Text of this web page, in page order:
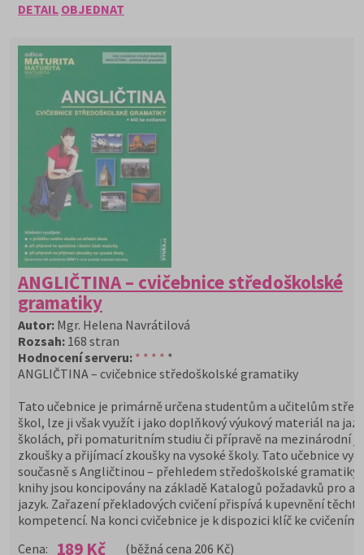
DETAIL OBJEDNAT
ANGLIČTINA – cvičebnice středoškolské
gramatiky
Autor: Mgr. Helena Navrátilová
Rozsah: 168 stran
Hodnocení serveru: * * * * *
ANGLIČTINA – cvičebnice středoškolské gramatiky
Tato učebnice je primárně určena studentům a učitelům
škol, lze ji však využít i jako doplňkový výukový materiál na
školách, při pomaturitním studiu či přípravě na mezinárodní
zkoušky a přijímací zkoušky na vysoké školy. Tato učebnice
současně s Angličtinou – přehledem středoškolské gramatiky.
knihy jsou koncipovány na základě Katalogů požadavků pro
jazyk. Zařazení překladových cvičení přispívá k upevnění těchto
kompetencí. Na konci cvičebnice je k dispozici klíč ke cvičením.
Cena:
189 Kč (běžná cena 206 Kč)